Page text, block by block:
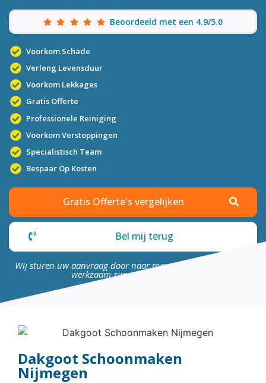
Beoordeeld met een 4.9/5.0
Voorkom Schade
Verleng Levensduur
Voorkom Lekkages
Gratis Offerte
Professionele Reiniging
Voorkom Verstoppingen
Specialistisch Team
Bespaar Op Kosten
Gratis Offerte's vergelijken
Bel mij terug
Wij sturen uw aanvraag door naar maximaal 4 bedrijven die
werkzaam zijn in uw omgeving.
Dakgoot Schoonmaken
Nijmegen